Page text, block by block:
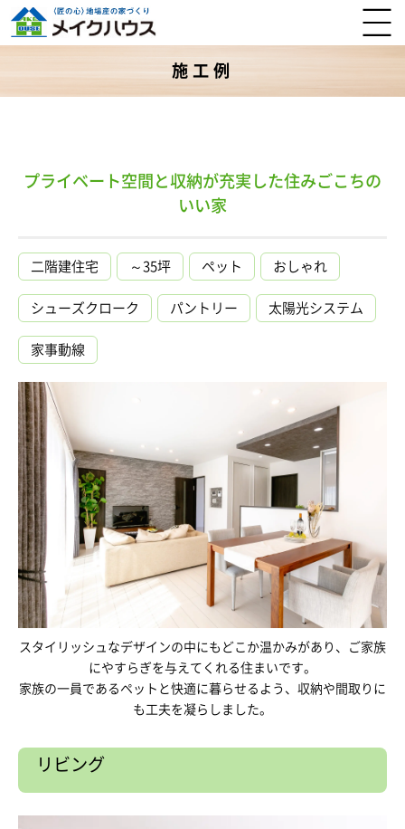
施工例
プライベート空間と収納が充実した住みごこちの
いい家
二階建住宅 ～35坪 ペット おしゃれ
シューズクローク パントリー 太陽光システム
家事動線
スタイリッシュなデザインの中にもどこか温かみがあり、ご家族
にやすらぎを与えてくれる住まいです。
家族の一員であるペットと快適に暮らせるよう、収納や間取りに
も工夫を凝らしました。
リビング